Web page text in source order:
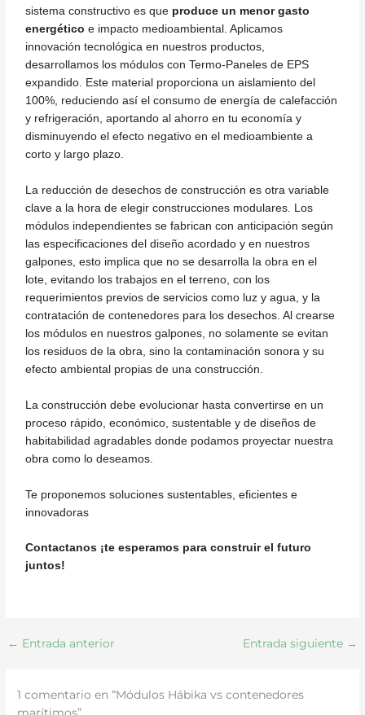
sistema constructivo es que produce un menor gasto
energético e impacto medioambiental. Aplicamos
innovación tecnológica en nuestros productos,
desarrollamos los módulos con Termo-Paneles de EPS
expandido. Este material proporciona un aislamiento del
100%, reduciendo así el consumo de energía de calefacción
y refrigeración, aportando al ahorro en tu economía y
disminuyendo el efecto negativo en el medioambiente a
corto y largo plazo.
La reducción de desechos de construcción es otra variable
clave a la hora de elegir construcciones modulares. Los
módulos independientes se fabrican con anticipación según
las especificaciones del diseño acordado y en nuestros
galpones, esto implica que no se desarrolla la obra en el
lote, evitando los trabajos en el terreno, con los
requerimientos previos de servicios como luz y agua, y la
contratación de contenedores para los desechos. Al crearse
los módulos en nuestros galpones, no solamente se evitan
los residuos de la obra, sino la contaminación sonora y su
efecto ambiental propias de una construcción.
La construcción debe evolucionar hasta convertirse en un
proceso rápido, económico, sustentable y de diseños de
habitabilidad agradables donde podamos proyectar nuestra
obra como lo deseamos.
Te proponemos soluciones sustentables, eficientes e
innovadoras
Contactanos ¡te esperamos para construir el futuro
juntos!
← Entrada anterior Entrada siguiente →
1 comentario en “Módulos Hábika vs contenedores